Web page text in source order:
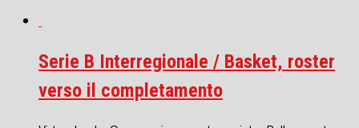
Serie B Interregionale / Basket, roster
verso il completamento